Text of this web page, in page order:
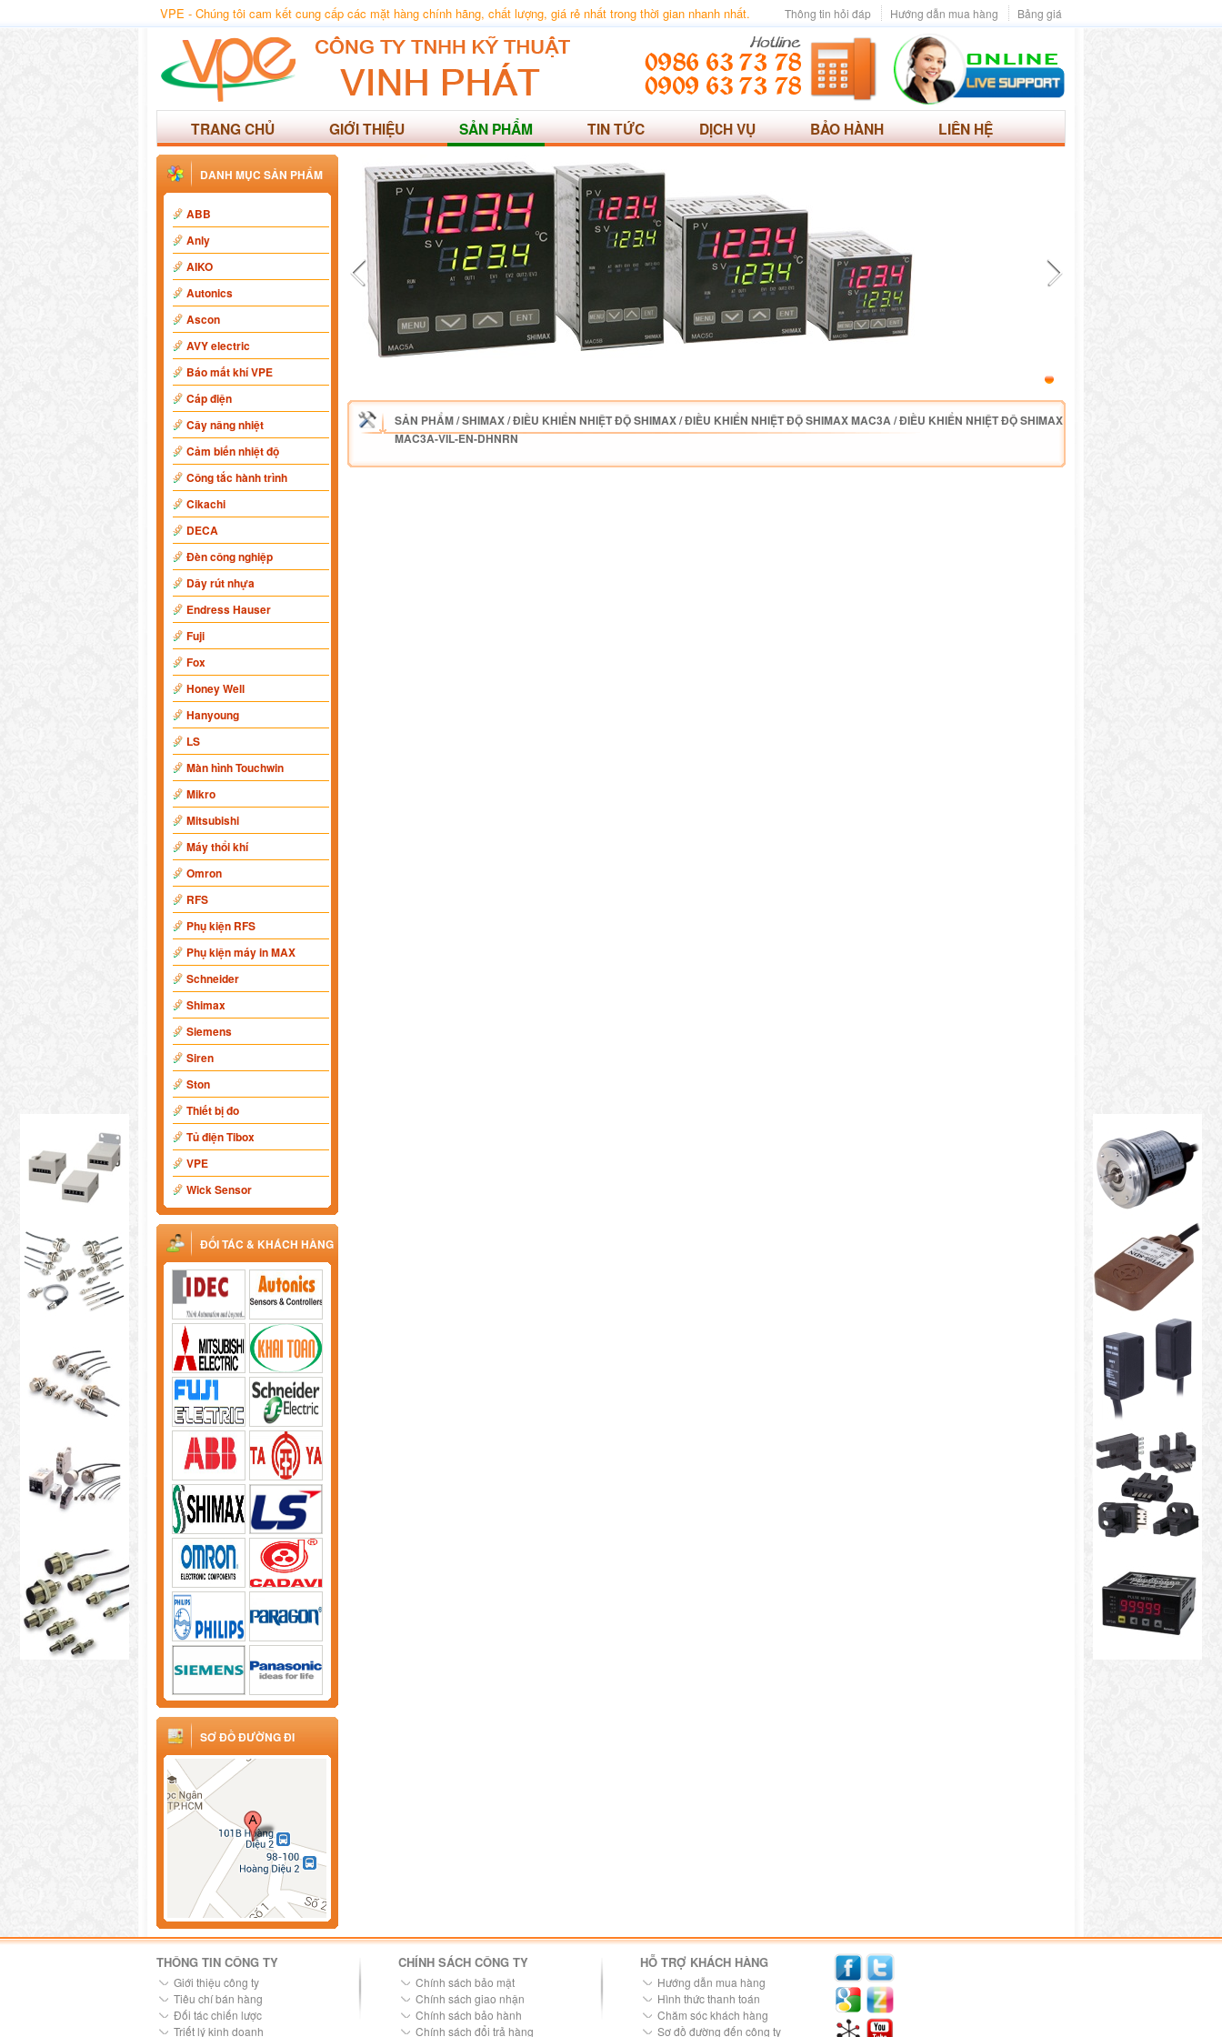
VPE - Chúng tôi cam kết cung cấp các mặt hàng chính hãng, chất lượng, giá rẻ nhất trong thời gian nhanh nhất. Bảng giá
Hướng dẫn mua hàng
Thông tin hỏi đáp
TRANG CHỦ GIỚI THIỆU SẢN PHẨM TIN TỨC DỊCH VỤ BẢO HÀNH LIÊN HỆ
DANH MỤC SẢN PHẨM
ABB
Anly
AIKO
Autonics
Ascon
AVY electric
Báo mất khí VPE
Cáp điện
Cây nâng nhiệt
Cảm biến nhiệt độ
Công tắc hành trình
Cikachi
DECA
Đèn công nghiệp
Dây rút nhựa
Endress Hauser
Fuji
Fox
Honey Well
Hanyoung
LS
Màn hình Touchwin
Mikro
Mitsubishi
Máy thổi khí
Omron
RFS
Phụ kiện RFS
Phụ kiện máy in MAX
Schneider
Shimax
Siemens
Siren
Ston
Thiết bị đo
Tủ điện Tibox
VPE
Wick Sensor
ĐỐI TÁC & KHÁCH HÀNG
SƠ ĐỒ ĐƯỜNG ĐI
SẢN PHẨM/SHIMAX/ĐIỀU KHIỂN NHIỆT ĐỘ SHIMAX/ĐIỀU KHIỂN NHIỆT ĐỘ SHIMAX MAC3A/ĐIỀU KHIỂN NHIỆT ĐỘ SHIMAX
MAC3A-VIL-EN-DHNRN
THÔNG TIN CÔNG TY
Giới thiệu công ty
Tiêu chí bán hàng
Đối tác chiến lược
Triết lý kinh doanh
CHÍNH SÁCH CÔNG TY
Chính sách bảo mật
Chính sách giao nhận
Chính sách bảo hành
Chính sách đổi trả hàng
HỖ TRỢ KHÁCH HÀNG
Hướng dẫn mua hàng
Hình thức thanh toán
Chăm sóc khách hàng
Sơ đồ đường đến công ty